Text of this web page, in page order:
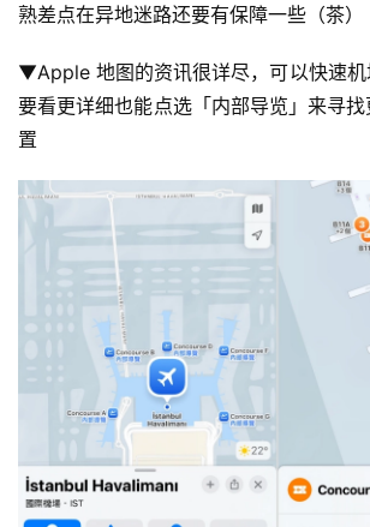
熟差点在异地迷路还要有保障一些（茶）
▼Apple 地图的资讯很详尽，可以快速机
要看更详细也能点选「内部导览」来寻
置